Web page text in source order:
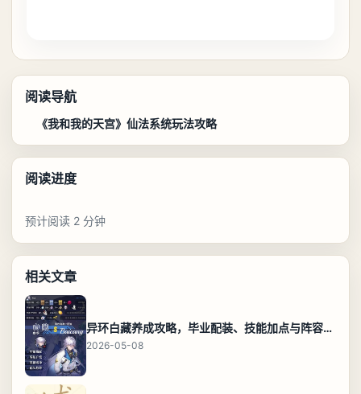
阅读导航
《我和我的天宫》仙法系统玩法攻略
阅读进度
预计阅读 2 分钟
相关文章
异环白藏养成攻略，毕业配装、技能加点与阵容搭配保姆级解析
2026-05-08